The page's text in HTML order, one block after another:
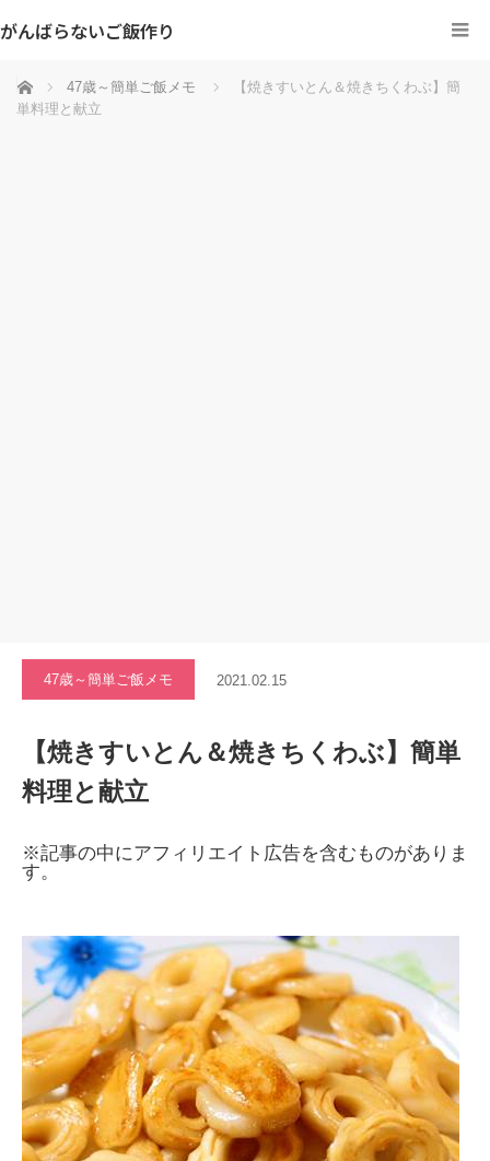
がんばらないご飯作り
ホーム 47歳～簡単ご飯メモ
【焼きすいとん＆焼きちくわぶ】簡
単料理と献立
47歳～簡単ご飯メモ 2021.02.15
【焼きすいとん＆焼きちくわぶ】簡単
料理と献立
※記事の中にアフィリエイト広告を含むものがありま
す。